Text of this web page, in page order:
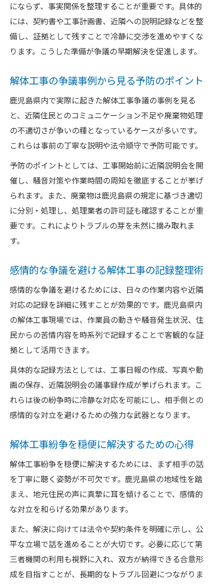
意点
鹿児島県の公的機関で解体工事を相談する
際のコツ
違法な解体工事を見極め迅速に対処する方法
違法な解体工事の特徴と初動対応のポイン
解体工事の違法性を判断するための証拠集
め
解体工事が違法か迷った時の相談機関の選
び方
通報を検討する際の解体工事の確認事項と
は
迅速な対応が求められる解体工事トラブル
対応法
を確認
解体工事の請負金額による法令適用範囲を
整理
登録要否を見極めるための解体工事チェッ
クリスト
解体工事発注時の注意点と業者選定のポイ
登録や許可の有無で変わる解体工事のリス
ク管理
行政窓口を使い解体工事紛争を解決する手順
類と役割
行政相談で伝えるべき解体工事の事実整理
方法
解体工事の苦情を行政窓口へ伝える際の注
意点
解体工事紛争解決までの行政手続きの流れ
を把握
建設工事紛争審査会を活用した解体工事解
決例
にならず、事実関係を整理することが重要です。具体的
には、契約書や工事計画書、近隣への説明記録などを整
備し、証拠として残すことで冷静に交渉を進めやすくな
ります。こうした準備が争議の早期解決を促進します。
解体工事の争議事例から見る予防のポイント
鹿児島県内で実際に起きた解体工事争議の事例を見る
と、近隣住民とのコミュニケーション不足や廃棄物処理
の不適切さが争いの種となっているケースが多いです。
これらは事前の丁寧な説明や法令順守で予防可能です。
予防のポイントとしては、工事開始前に近隣説明会を開
催し、騒音対策や作業時間の周知を徹底することが挙げ
られます。また、廃棄物は鹿児島県の規定に基づき適切
に分別・処理し、処理業者の許可証も確認することが重
要です。これによりトラブルの芽を未然に摘み取れま
す。
感情的な争議を避ける解体工事の記録整理術
感情的な争議を避けるためには、日々の作業内容や近隣
対応の記録を詳細に残すことが効果的です。鹿児島県内
の解体工事現場では、作業員の動きや騒音発生状況、住
民からの苦情内容を時系列で記録することで客観的な証
拠として活用できます。
具体的な記録方法としては、工事日報の作成、写真や動
画の保存、近隣説明会の議事録作成が挙げられます。こ
れらは後の紛争時に冷静な対応を可能にし、相手側との
感情的な対立を避けるための強力な武器となります。
解体工事紛争を穏便に解決するための心得
解体工事紛争を穏便に解決するためには、まず相手の話
を丁寧に聴く姿勢が不可欠です。鹿児島県の地域性を踏
まえ、地元住民の声に真摯に耳を傾けることで、感情的
な対立を和らげる効果があります。
また、解決に向けては法令や契約条件を明確に示し、公
平な立場で話を進めることが大切です。必要に応じて第
三者機関の利用も視野に入れ、双方が納得できる合意形
成を目指すことが、長期的なトラブル回避につながりま